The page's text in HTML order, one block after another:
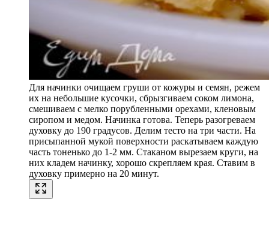
Для начинки очищаем груши от кожуры и семян, режем
их на небольшие кусочки, сбрызгиваем соком лимона,
смешиваем с мелко порубленными орехами, кленовым
сиропом и медом. Начинка готова. Теперь разогреваем
духовку до 190 градусов. Делим тесто на три части. На
присыпанной мукой поверхности раскатываем каждую
часть тоненько до 1-2 мм. Стаканом вырезаем круги, на
них кладем начинку, хорошо скрепляем края. Ставим в
духовку примерно на 20 минут.